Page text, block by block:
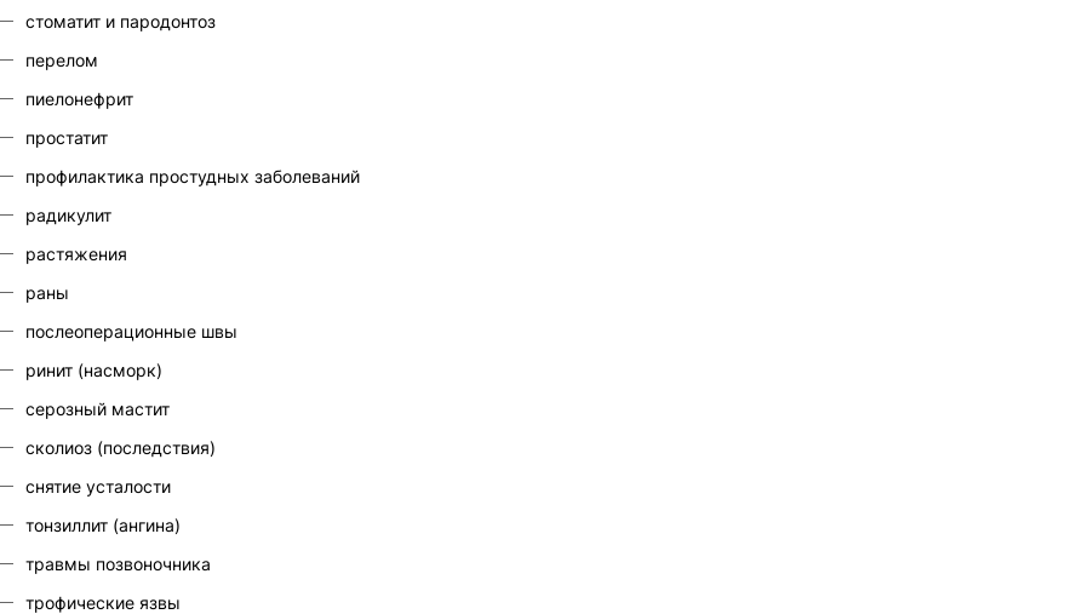
стоматит и пародонтоз
перелом
пиелонефрит
простатит
профилактика простудных заболеваний
радикулит
растяжения
раны
послеоперационные швы
ринит (насморк)
серозный мастит
сколиоз (последствия)
снятие усталости
тонзиллит (ангина)
травмы позвоночника
трофические язвы